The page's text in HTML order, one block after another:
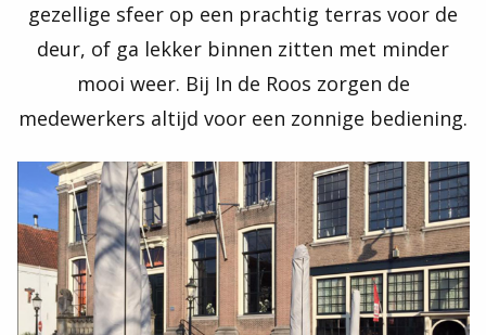
gezellige sfeer op een prachtig terras voor de
deur, of ga lekker binnen zitten met minder
mooi weer. Bij In de Roos zorgen de
medewerkers altijd voor een zonnige bediening.